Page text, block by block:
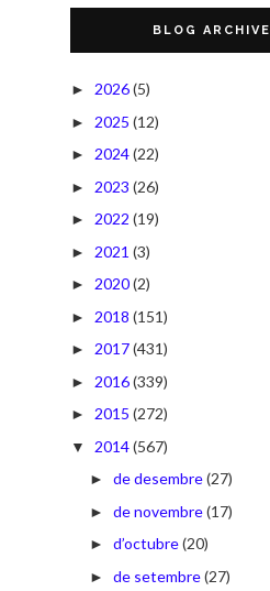
BLOG ARCHIVE
► 2026(5)
► 2025 (12)
► 2024(22)
► 2023 (26)
► 2022 (19)
► 2021 (3)
► 2020(2)
► 2018 (151)
► 2017(431)
► 2016(339)
► 2015 (272)
▼ 2014(567)
► de desembre(27)
► de novembre(17)
► d’octubre(20)
► de setembre(27)